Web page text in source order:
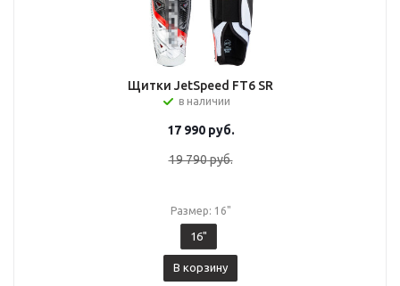
Щитки JetSpeed FT6 SR
в наличии
17 990руб.
19 790руб.
Размер: 16"
16"
В корзину